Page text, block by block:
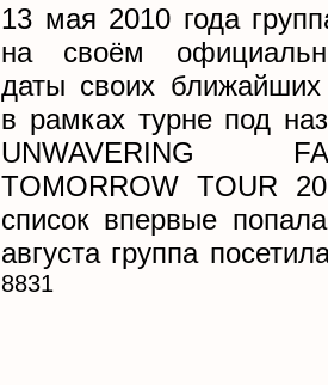
13 мая 2010 года
на своём
даты своих ближайших
в рамках турне под
UNWAVERING
TOMORROW TOUR
список впервые
августа группа
8831